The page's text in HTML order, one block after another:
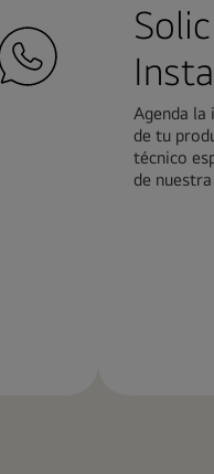
Agenda la
de tu
técnico
de